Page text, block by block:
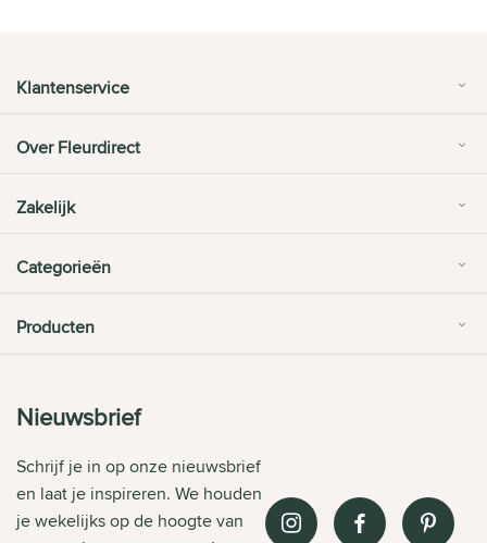
Klantenservice
Over Fleurdirect
Zakelijk
Categorieën
Producten
Nieuwsbrief
Schrijf je in op onze nieuwsbrief
en laat je inspireren. We houden
je wekelijks op de hoogte van